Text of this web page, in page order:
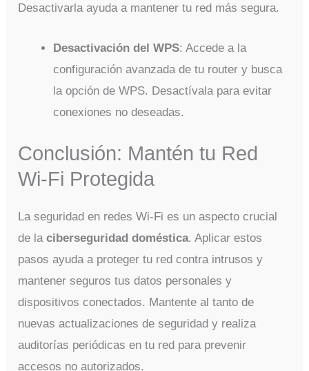
Desactivarla ayuda a mantener tu red más segura.
Desactivación del WPS: Accede a la
configuración avanzada de tu router y busca
la opción de WPS. Desactívala para evitar
conexiones no deseadas.
Conclusión: Mantén tu Red
Wi-Fi Protegida
La seguridad en redes Wi-Fi es un aspecto crucial
de laciberseguridad doméstica. Aplicar estos
pasos ayuda a proteger tu red contra intrusos y
mantener seguros tus datos personales y
dispositivos conectados. Mantente al tanto de
nuevas actualizaciones de seguridad y realiza
auditorías periódicas en tu red para prevenir
accesos no autorizados.